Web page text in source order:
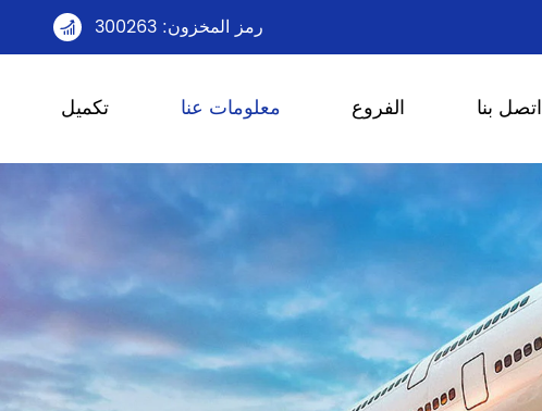
 رمز المخزون: 300263
تكميل معلومات عنا الفروع اتصل بنا